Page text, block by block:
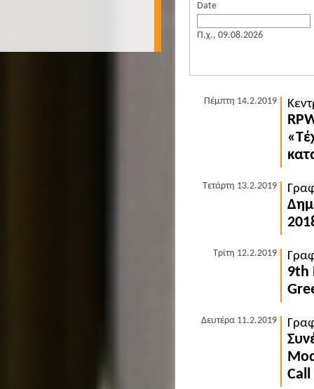
Date
Π.χ., 09.08.2026
Πέμπτη 14.2.2019
Τετάρτη 13.2.2019
Τρίτη 12.2.2019
9th
Δευτέρα 11.2.2019